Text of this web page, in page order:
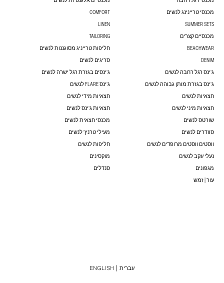
מכנסי טריינינג לנשים
COMFORT
SUMMER SETS
LINEN
מכנסיים קצרים
TAILORING
BEACHWEAR
חליפות טרייניג מסוגננות לנשים
DENIM
סריגים לנשים
ג'ינס רגל רחבה לנשים
ג'ינסים בגזרת רגל ישרה לנשים
ג'ינס בגזרת מותן גבוהה לנשים
ג'ינס FLARE לנשים
חצאיות לנשים
חצאיות מידי לנשים
חצאיות מיני לנשים
חצאיות ג'ינס לנשים
שורטס לנשים
מכנסי חצאית לנשים
סוודרים לנשים
מעילי טרנץ' לנשים
ווסטים ווסטים מרופדים לנשים
חליפות לנשים
נעלי עקב לנשים
מוקסינים
מגפונים
סנדלים
עור | זמש
עברית ENGLISH